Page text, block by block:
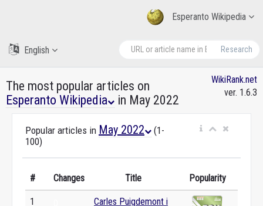
Esperanto Wikipedia
Research
English
The most popular articles on
Esperanto Wikipedia
in May 2022
WikiRank.net
ver. 1.6.3
Popular articles in May 2022
(1-
100)
# Changes Title Popularity
1
Carles Puigdemont i